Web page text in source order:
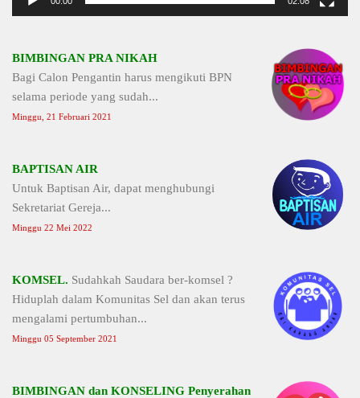
BIMBINGAN PRA NIKAH
Bagi Calon Pengantin harus mengikuti BPN
selama periode yang sudah...
Minggu, 21 Februari 2021
BAPTISAN AIR
Untuk Baptisan Air, dapat menghubungi
Sekretariat Gereja...
Minggu 22 Mei 2022
KOMSEL. Sudahkah Saudara ber-komsel ?
Hiduplah dalam Komunitas Sel dan akan terus
mengalami pertumbuhan...
Minggu 05 September 2021
BIMBINGAN dan KONSELING Penyerahan